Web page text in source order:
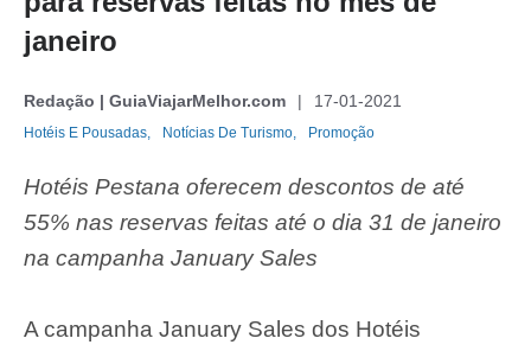
janeiro
Redação | GuiaViajarMelhor.com 17-01-2021
Hotéis E Pousadas, Notícias De Turismo, Promoção
Hotéis Pestana oferecem descontos de até
55% nas reservas feitas até o dia 31 de janeiro
na campanha January Sales
A campanha January Sales dos Hotéis